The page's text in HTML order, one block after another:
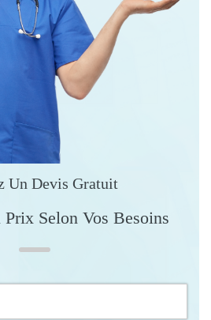
Un Devis Gratuit
Selon Vos Besoins